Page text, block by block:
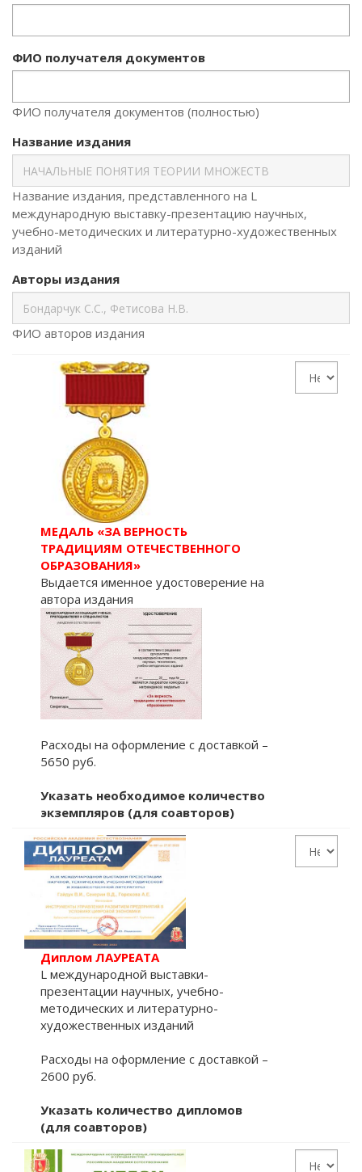
ФИО получателя документов
ФИО получателя документов (полностью)
Название издания
Название издания, представленного на L
международную выставку-презентацию научных,
учебно-методических и литературно-художественных
изданий
Авторы издания
ФИО авторов издания
МЕДАЛЬ «ЗА ВЕРНОСТЬ
ТРАДИЦИЯМ ОТЕЧЕСТВЕННОГО
ОБРАЗОВАНИЯ»
Выдается именное удостоверение на
автора издания
Расходы на оформление с доставкой –
5650 руб.
Указать необходимое количество
экземпляров (для соавторов)
Диплом ЛАУРЕАТА
L международной выставки-
презентации научных, учебно-
методических и литературно-
художественных изданий
Расходы на оформление с доставкой –
2600 руб.
Указать количество дипломов
(для соавторов)